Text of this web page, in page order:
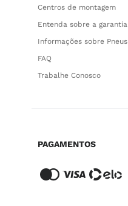
Centros de montagem
Entenda sobre a garantia
Informações sobre Pneus
FAQ
Trabalhe Conosco
PAGAMENTOS